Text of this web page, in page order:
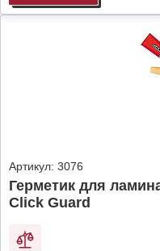
Артикул: 3076
Герметик для
Click Guard